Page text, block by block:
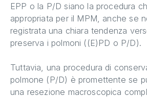
EPP o la P/D siano la procedura
appropriata per il MPM, anche se
registrata una chiara tendenza
preserva i polmoni ((E)PD o P/D).
Tuttavia, una procedura di
polmone (P/D) è promettente se
una resezione macroscopica